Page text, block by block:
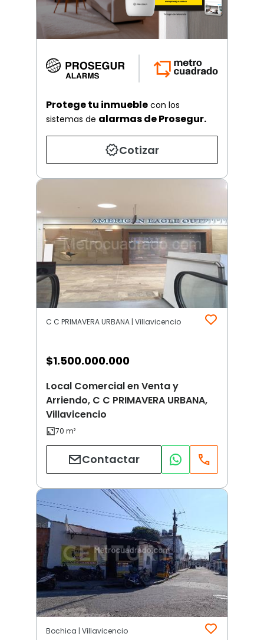
Protege tu inmueble con los
sistemas de alarmas de Prosegur.
Cotizar
C C PRIMAVERA URBANA | Villavicencio
$1.500.000.000
Local Comercial en Venta y
Arriendo, C C PRIMAVERA URBANA,
Villavicencio
Contactar
Bochica | Villavicencio